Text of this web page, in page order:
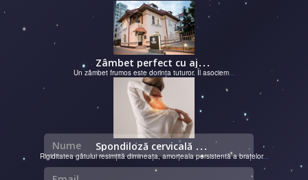
Z
âmbet perfect cu ajutorul unui cabinet dentar
Un zâmbet frumos este dorința tuturor. Îl asociem...
S
pondiloză cervicală – semnale de alarmă și soluții moderne chirurgie...
Rigiditatea gâtului resimțită dimineața, amorțeala persistentă a brațelor...
Nume
Email